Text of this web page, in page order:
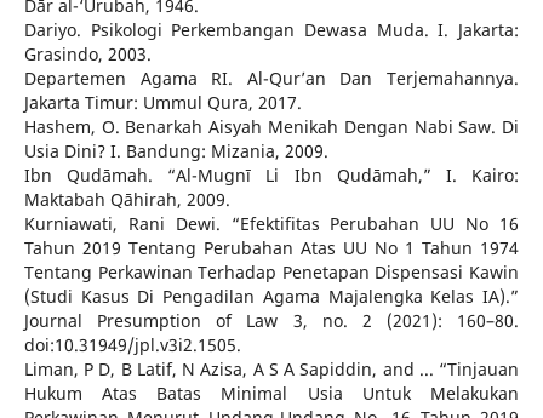
Dār al-‘Urubah, 1946.
Dariyo. Psikologi Perkembangan Dewasa Muda. I. Jakarta:
Grasindo, 2003.
Departemen Agama RI. Al-Qur’an Dan Terjemahannya.
Jakarta Timur: Ummul Qura, 2017.
Hashem, O. Benarkah Aisyah Menikah Dengan Nabi Saw. Di
Usia Dini? I. Bandung: Mizania, 2009.
Ibn Qudāmah. “Al-Mugnī Li Ibn Qudāmah,” I. Kairo:
Maktabah Qāhirah, 2009.
Kurniawati, Rani Dewi. “Efektifitas Perubahan UU No 16
Tahun 2019 Tentang Perubahan Atas UU No 1 Tahun 1974
Tentang Perkawinan Terhadap Penetapan Dispensasi Kawin
(Studi Kasus Di Pengadilan Agama Majalengka Kelas IA).”
Journal Presumption of Law 3, no. 2 (2021): 160–80.
doi:10.31949/jpl.v3i2.1505.
Liman, P D, B Latif, N Azisa, A S A Sapiddin, and ... “Tinjauan
Hukum Atas Batas Minimal Usia Untuk Melakukan